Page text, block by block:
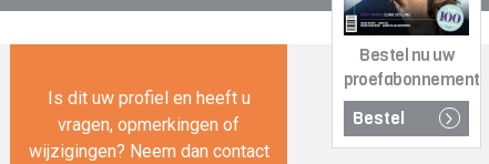
Bestel nu uw
proefabonnement
Bestel
Is dit uw profiel en heeft u
vragen, opmerkingen of
wijzigingen? Neem dan contact